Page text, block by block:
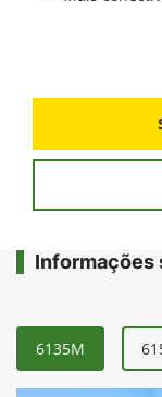
Informações
6135M